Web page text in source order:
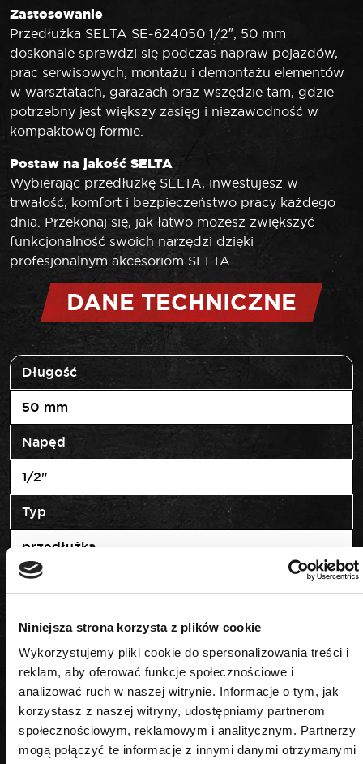
Niniejsza strona korzysta z plików cookie
Wykorzystujemy pliki cookie do spersonalizowania treści i
reklam, aby oferować funkcje społecznościowe i
analizować ruch w naszej witrynie. Informacje o tym, jak
korzystasz z naszej witryny, udostępniamy partnerom
społecznościowym, reklamowym i analitycznym. Partnerzy
mogą połączyć te informacje z innymi danymi otrzymanymi
Zastosowanie
Przedłużka SELTA SE-624050 1/2″, 50 mm
doskonale sprawdzi się podczas napraw pojazdów,
prac serwisowych, montażu i demontażu elementów
w warsztatach, garażach oraz wszędzie tam, gdzie
potrzebny jest większy zasięg i niezawodność w
kompaktowej formie.
Postaw na jakość SELTA
Wybierając przedłużkę SELTA, inwestujesz w
trwałość, komfort i bezpieczeństwo pracy każdego
dnia. Przekonaj się, jak łatwo możesz zwiększyć
funkcjonalność swoich narzędzi dzięki
profesjonalnym akcesoriom SELTA.
DANE TECHNICZNE
Długość
50 mm
Napęd
1/2"
Typ
przedłużka
PODOBNE PRODUKTY